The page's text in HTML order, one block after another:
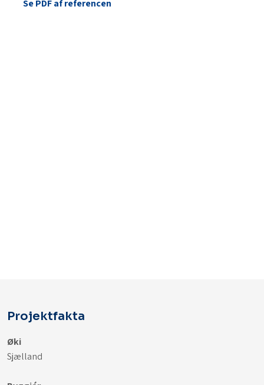
Se PDF af referencen
Projektfakta
Øki
Sjælland